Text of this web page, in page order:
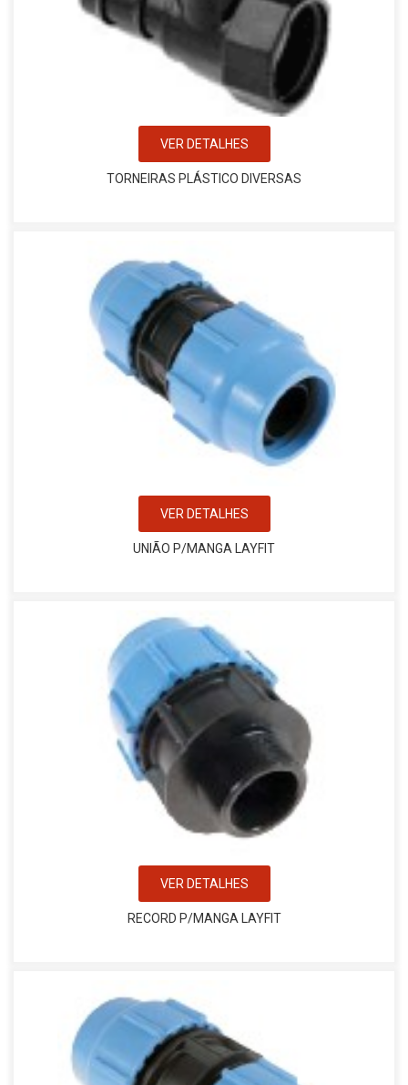
VER DETALHES
TORNEIRAS PLÁSTICO DIVERSAS
VER DETALHES
UNIÃO P/MANGA LAYFIT
VER DETALHES
RECORD P/MANGA LAYFIT